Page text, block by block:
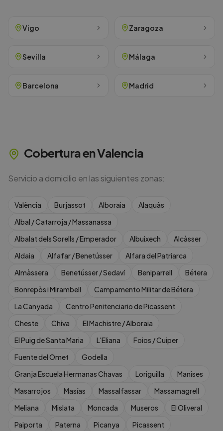
Vigo Zaragoza
Sevilla Málaga
Barcelona Madrid
Cobertura enValencia
Servicio a domicilio en las siguientes zonas:
València Burjassot Alboraia
Alaquàs
Albal / Catarroja / Massanassa
Albalat dels Sorells / Emperador
Albuixech
Alcàsser
Aldaia
Alfafar / Benetússer
Alfara del Patriarca
Almàssera
Benetússer / Sedaví Beniparrell
Bétera
Bonrepòs i Mirambell
Campamento Militar de Bétera
La Canyada
Centro Penitenciario de Picassent
Cheste
Chiva
El Machistre / Alboraia
El Puig de Santa Maria
L'Eliana
Foios / Cuiper
Fuente del Omet
Godella
Granja Escuela Hermanas Chavas
Loriguilla
Manises
Masarrojos
Masías Massalfassar
Massamagrell
Meliana
Mislata Moncada Museros
El Oliveral
Paiporta
Paterna Picanya
Picassent